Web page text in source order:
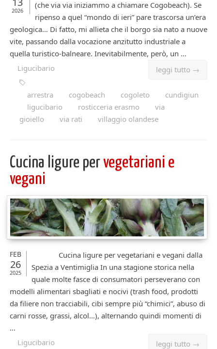
2026
(che via via iniziammo a chiamare Cogobeach). Se
ripenso a quel “mondo di ieri” pare trascorsa un’era
geologica… Di fatto, mi allieta che il borgo sia nato a nuove
vite, passando dalla vocazione anzitutto industriale a
quella turistico-balneare. Inevitabilmente, però, un ...
leggi tutto →
Ligucibario
arrestra cogobeach cogoleto
cundigiun
ligucibario
rosticceria erasmo
via
gioiello
via rati villaggio olandese
Cucina ligure pervegetariani e
vegani
FEB
26
2025
Cucina ligure per vegetariani e vegani dalla
Spezia a Ventimiglia In una stagione storica nella
quale molte fasce di consumatori perseverano con
modelli alimentari sbagliati e nocivi (trash food, prodotti
da filiere non tracciabili, cibi sempre più “chimici”, abuso di
carni rosse, grassi, alcol…), alternando quindi momenti di
...
leggi tutto →
Ligucibario